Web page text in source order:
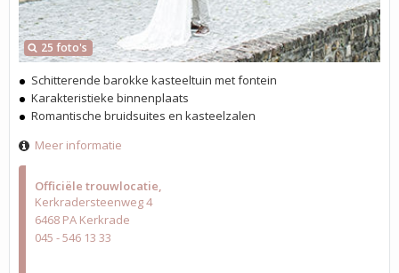
Officiële trouwlocatie
Kerkradersteenweg 4
6468 PA Kerkrade
045 - 546 13 33
25 foto's
Schitterende barokke kasteeltuin met fontein
Karakteristieke binnenplaats
Romantische bruidsuites en kasteelzalen
Meer informatie